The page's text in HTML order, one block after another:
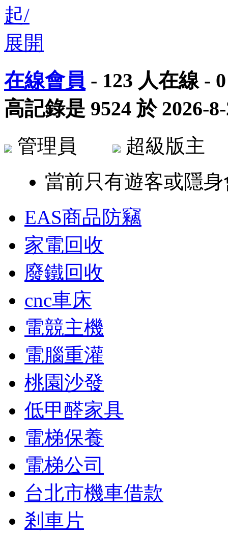
在線會員 - 123 人在線 - 0
高記錄是 9524 於 2026-
管理員
超級版
當前只有遊客或隱
EAS商品防竊
家電回收
廢鐵回收
cnc車床
電競主機
電腦重灌
桃園沙發
低甲醛家具
電梯保養
電梯公司
台北市機車借款
剎車片